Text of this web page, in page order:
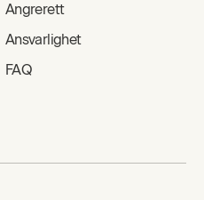
Angrerett
Ansvarlighet
FAQ